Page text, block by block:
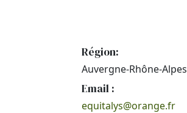
Région:
Auvergne-Rhône-Alpes
Email :
equitalys@orange.fr